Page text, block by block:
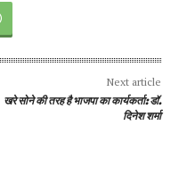
Next article
खरे सोने की तरह है भाजपा का कार्यकर्ता: डॉ.
दिनेश शर्मा